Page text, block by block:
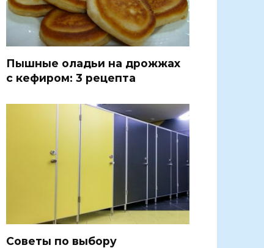
Пышные оладьи на дрожжах
с кефиром: 3 рецепта
Советы по выбору